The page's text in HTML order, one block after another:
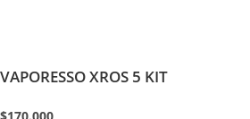
VAPORESSO XROS 5 KIT